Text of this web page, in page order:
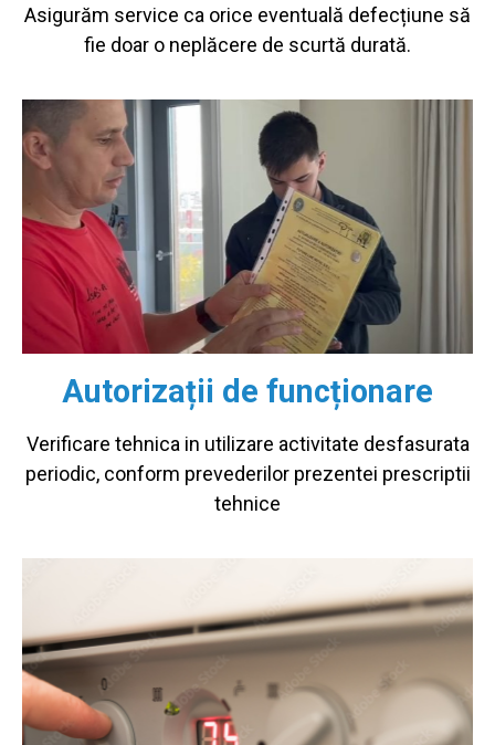
Asigurăm service ca orice eventuală defecțiune să
fie doar o neplăcere de scurtă durată.
Autorizații de funcționare
Verificare tehnica in utilizare activitate desfasurata
periodic, conform prevederilor prezentei prescriptii
tehnice